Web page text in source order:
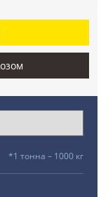
*1 тонна – 1000 кг